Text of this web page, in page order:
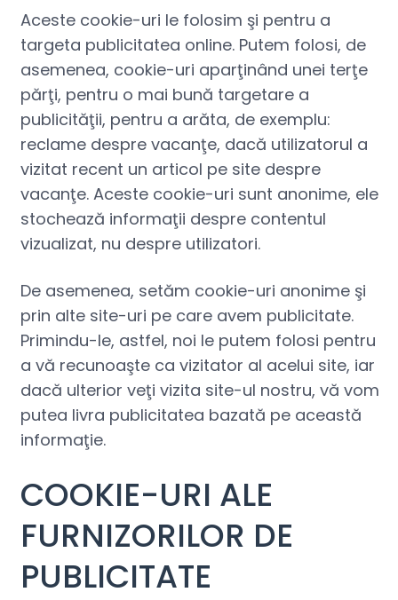
Aceste cookie-uri le folosim şi pentru a
targeta publicitatea online. Putem folosi, de
asemenea, cookie-uri aparţinând unei terţe
părţi, pentru o mai bună targetare a
publicităţii, pentru a arăta, de exemplu:
reclame despre vacanţe, dacă utilizatorul a
vizitat recent un articol pe site despre
vacanţe. Aceste cookie-uri sunt anonime, ele
stochează informaţii despre contentul
vizualizat, nu despre utilizatori.
De asemenea, setăm cookie-uri anonime şi
prin alte site-uri pe care avem publicitate.
Primindu-le, astfel, noi le putem folosi pentru
a vă recunoaşte ca vizitator al acelui site, iar
dacă ulterior veţi vizita site-ul nostru, vă vom
putea livra publicitatea bazată pe această
informaţie.
COOKIE-URI ALE
FURNIZORILOR DE
PUBLICITATE